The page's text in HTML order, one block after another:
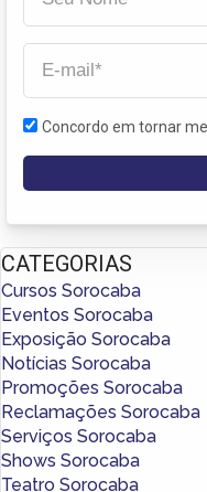
Concordo em tornar
CATEGORIAS
Cursos Sorocaba
Eventos Sorocaba
Exposição Sorocaba
Notícias Sorocaba
Promoções Sorocaba
Reclamações Sorocaba
Serviços Sorocaba
Shows Sorocaba
Teatro Sorocaba